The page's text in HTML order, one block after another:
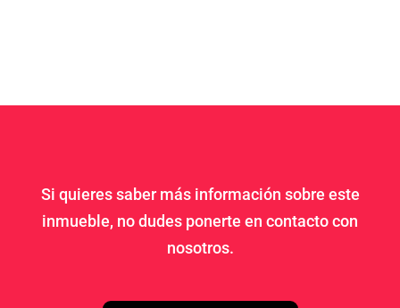
Si quieres saber más información sobre este
inmueble, no dudes ponerte en contacto con
nosotros.